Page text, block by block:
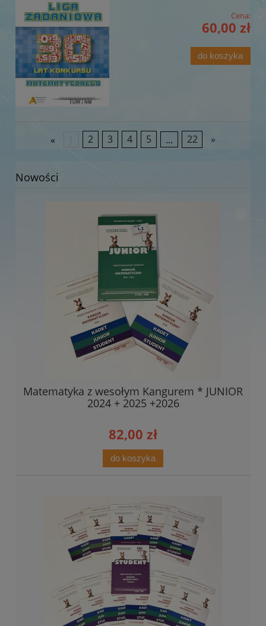
Cena:
60,00 zł
do koszyka
« 2 3 4 5 ... 22 »
Nowości
Matematyka z wesołym Kangurem * JUNIOR
2024 + 2025 +2026
82,00 zł
do koszyka